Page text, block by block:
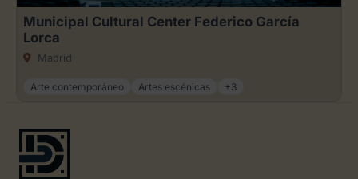
Municipal Cultural Center Federico García
Lorca
Madrid
Arte contemporáneo Artes escénicas +3